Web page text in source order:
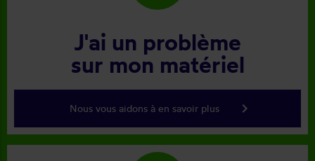
J'ai un problème
sur mon matériel
Nous vous aidons à en savoir plus keyboard_arrow_right